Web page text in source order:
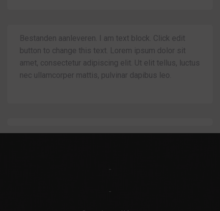
Bestanden aanleveren. I am text block. Click edit
button to change this text. Lorem ipsum dolor sit
amet, consectetur adipiscing elit. Ut elit tellus, luctus
nec ullamcorper mattis, pulvinar dapibus leo.
-
-